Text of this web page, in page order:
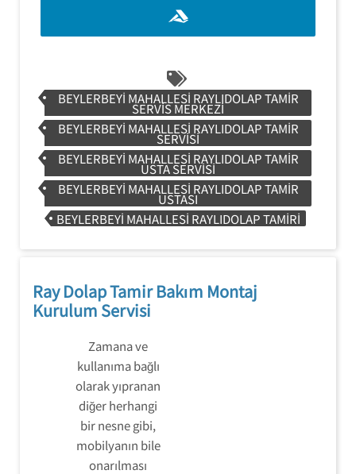
554 858 1312
BEYLERBEYI MAHALLESI RAYLIDOLAP TAMIR
SERVIS MERKEZI
BEYLERBEYI MAHALLESI RAYLIDOLAP TAMIR
SERVISI
BEYLERBEYI MAHALLESI RAYLIDOLAP TAMIR
USTA SERVISI
BEYLERBEYI MAHALLESI RAYLIDOLAP TAMIR
USTASI
BEYLERBEYI MAHALLESI RAYLIDOLAP TAMIRI
Ray Dolap Tamir Bakım Montaj
Kurulum Servisi
Zamana ve
kullanıma bağlı
olarak yıpranan
diğer herhangi
bir nesne gibi,
mobilyanın bile
onarılması